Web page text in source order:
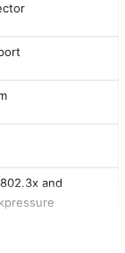
and
duplex